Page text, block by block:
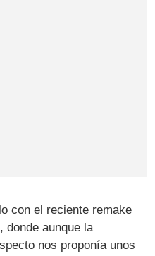
con el reciente remake
donde aunque la
nos proponía unos